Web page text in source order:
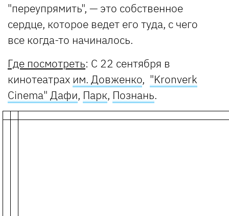
"переупрямить", — это собственное
сердце, которое ведет его туда, с чего
все когда-то начиналось.
Где посмотреть: С 22 сентября в
кинотеатрах им. Довженко, "Kronverk
Cinema" Дафи, Парк, Познань.